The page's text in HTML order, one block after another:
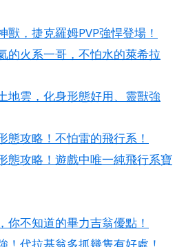
獸，捷克羅姆PVP強悍登場！
的火系一哥，不怕水的萊希拉
地雲，化身形態好用、靈獸強
態攻略！不怕雷的飛行系！
態攻略！遊戲中唯一純飛行系寶
你不知道的畢力吉翁優點！
！代拉基翁多抓幾隻有好處！